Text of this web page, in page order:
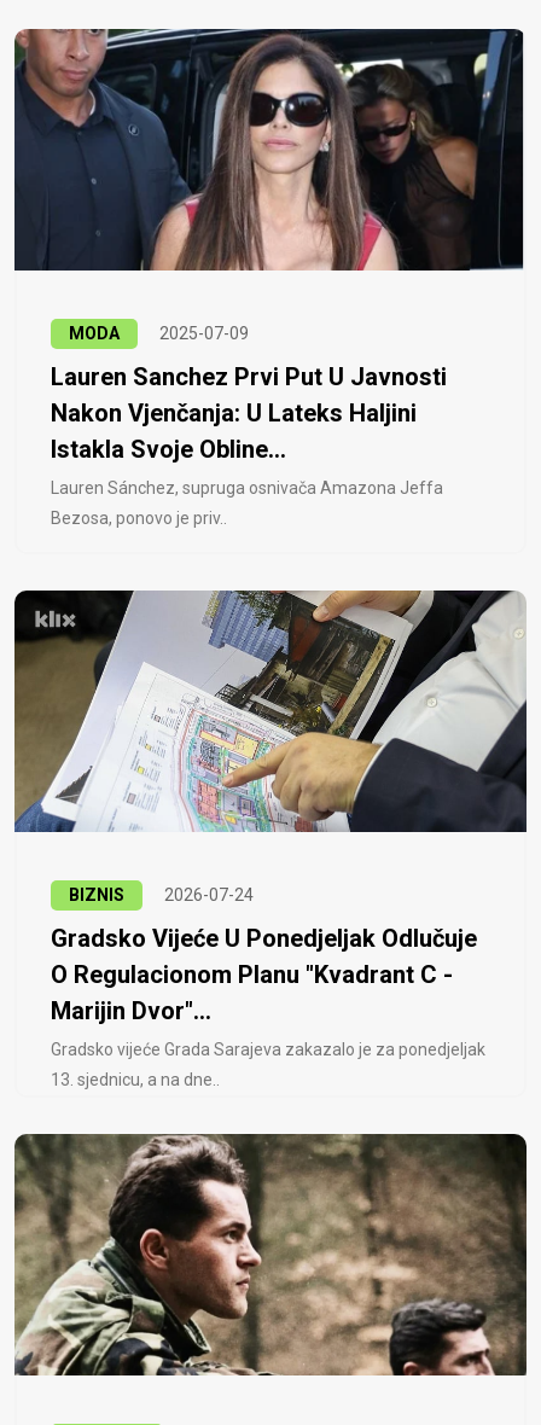
MODA 2025-07-09
Lauren Sanchez Prvi Put U Javnosti
Nakon Vjenčanja: U Lateks Haljini
Istakla Svoje Obline...
Lauren Sánchez, supruga osnivača Amazona Jeffa
Bezosa, ponovo je priv..
BIZNIS 2026-07-24
Gradsko Vijeće U Ponedjeljak Odlučuje
O Regulacionom Planu "Kvadrant C -
Marijin Dvor"...
Gradsko vijeće Grada Sarajeva zakazalo je za ponedjeljak
13. sjednicu, a na dne..